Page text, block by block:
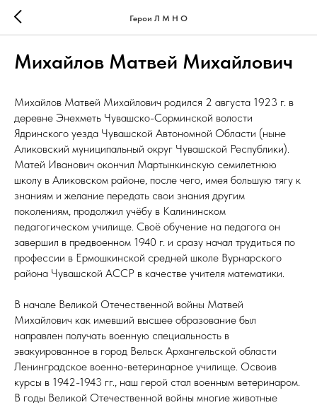
Герои Л М Н О
Михайлов Матвей Михайлович
Михайлов Матвей Михайлович родился 2 августа 1923 г. в
деревне Энехметь Чувашско-Сорминской волости
Ядринского уезда Чувашской Автономной Области (ныне
Аликовский муниципальный округ Чувашской Республики).
Матей Иванович окончил Мартынкинскую семилетнюю
школу в Аликовском районе, после чего, имея большую тягу к
знаниям и желание передать свои знания другим
поколениям, продолжил учёбу в Калининском
педагогическом училище. Своё обучение на педагога он
завершил в предвоенном 1940 г. и сразу начал трудиться по
профессии в Ермошкинской средней школе Вурнарского
района Чувашской АССР в качестве учителя математики.
В начале Великой Отечественной войны Матвей
Михайлович как имевший высшее образование был
направлен получать военную специальность в
эвакуированное в город Вельск Архангельской области
Ленинградское военно-ветеринарное училище. Освоив
курсы в 1942-1943 гг., наш герой стал военным ветеринаром.
В годы Великой Отечественной войны многие животные